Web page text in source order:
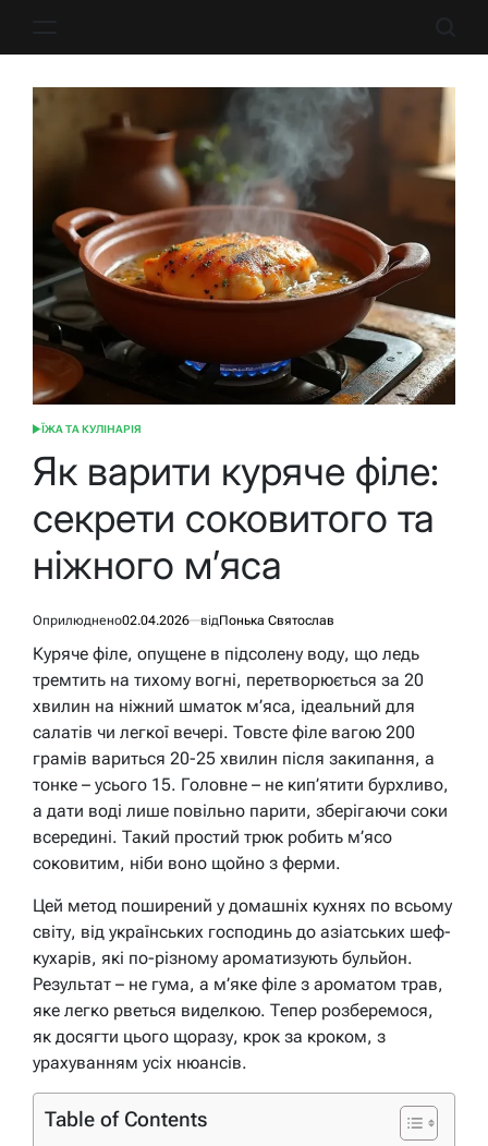
ОПУБЛІКУВАТИ
ЇЖА ТА КУЛІНАРІЯ
Як варити куряче філе:
секрети соковитого та
ніжного м’яса
Оприлюднено02.04.2026 відПонька Святослав
Куряче філе, опущене в підсолену воду, що ледь
тремтить на тихому вогні, перетворюється за 20
хвилин на ніжний шматок м’яса, ідеальний для
салатів чи легкої вечері. Товсте філе вагою 200
грамів вариться 20-25 хвилин після закипання, а
тонке – усього 15. Головне – не кип’ятити бурхливо,
а дати воді лише повільно парити, зберігаючи соки
всередині. Такий простий трюк робить м’ясо
соковитим, ніби воно щойно з ферми.
Цей метод поширений у домашніх кухнях по всьому
світу, від українських господинь до азіатських шеф-
кухарів, які по-різному ароматизують бульйон.
Результат – не гума, а м’яке філе з ароматом трав,
яке легко рветься виделкою. Тепер розберемося,
як досягти цього щоразу, крок за кроком, з
урахуванням усіх нюансів.
Table of Contents